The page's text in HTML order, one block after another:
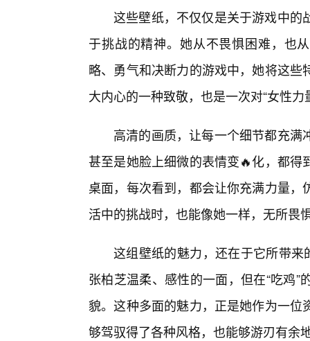
这些壁纸，不仅仅是关于游戏中的
于挑战的精神。她从不畏惧困难，也
略、勇气和决断力的游戏中，她将这
大内心的一种致敬，也是一次对“女性力
高清的画质，让每一个细节都充
甚至是她脸上细微的表情变🔥化，都
桌面，每次看到，都会让你充满力量
活中的挑战时，也能像她一样，无所畏
这组壁纸的魅力，还在于它所带来
张柏芝温柔、感性的一面，但在“吃鸡
貌。这种多面的魅力，正是她作为一
够驾驭得了各种风格，也能够游刃有余